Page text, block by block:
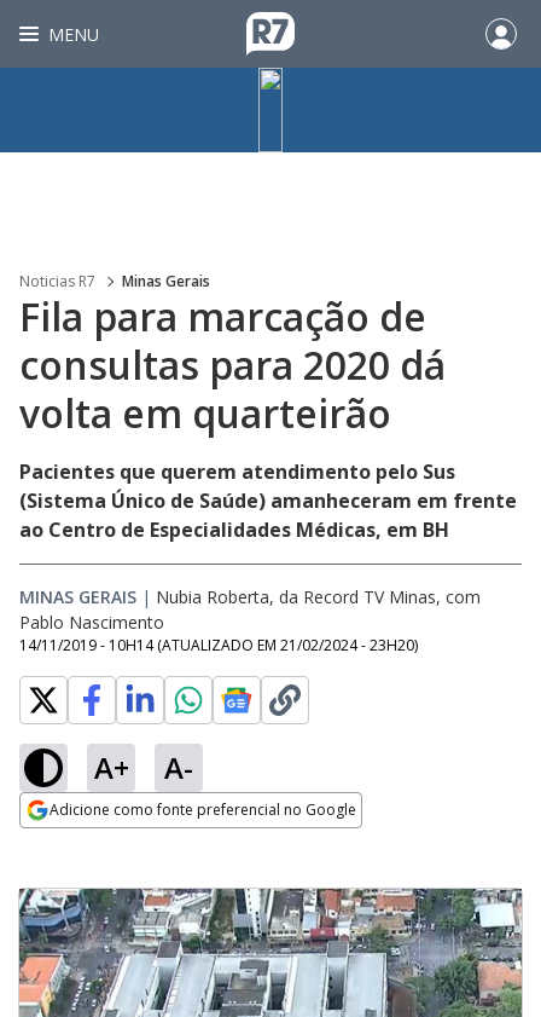
MENU
Noticias R7 Minas Gerais
Fila para marcação de
consultas para 2020 dá
volta em quarteirão
Pacientes que querem atendimento pelo Sus
(Sistema Único de Saúde) amanheceram em frente
ao Centro de Especialidades Médicas, em BH
MINAS GERAIS | Nubia Roberta, da Record TV Minas, com
Pablo Nascimento
14/11/2019 - 10H14 (ATUALIZADO EM 21/02/2024 - 23H20)
A+ A-
Adicione como fonte preferencial no Google